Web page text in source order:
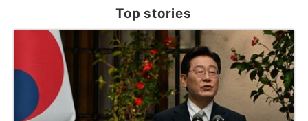
Top stories